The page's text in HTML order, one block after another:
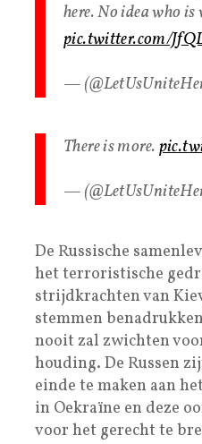
here. No idea who
pic.twitter.com/
—
There is more.
—
De Russische
het terroristische
strijdkrachten van
stemmen
nooit zal zwichten
houding. De Russen
einde te maken aan
in Oekraïne en deze
voor het gerecht te